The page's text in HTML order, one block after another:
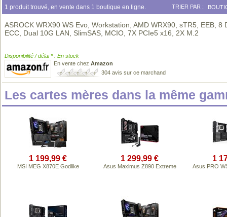
1 produit trouvé, en vente dans 1 boutique en ligne. TRIER PAR :
ASROCK WRX90 WS Evo, Workstation, AMD WRX90, sTR5, EEB, 8
ECC, Dual 10G LAN, SlimSAS, MCIO, 7X PCIe5 x16, 2X M.2
Disponibilité / délai * : En stock
En vente chez Amazon
304 avis sur ce marchand
Les cartes mères dans la même
1 199,99 €
MSI MEG X870E Godlike
1 299,99 €
Asus Maximus Z890 Extreme
1
Asus PRO